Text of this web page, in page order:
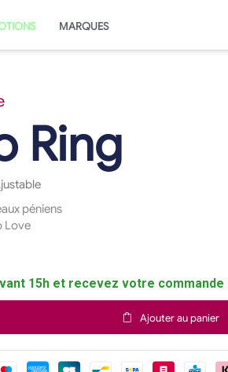
MARQUES
Ring
péniens
Love
15h et recevez votre commande
Ajouter au panier